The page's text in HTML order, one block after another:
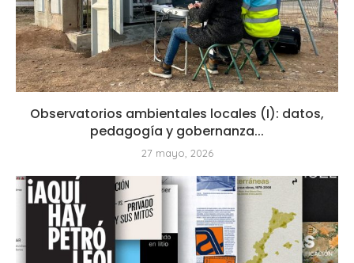
Observatorios ambientales locales (I): datos,
pedagogía y gobernanza...
27 mayo, 2026